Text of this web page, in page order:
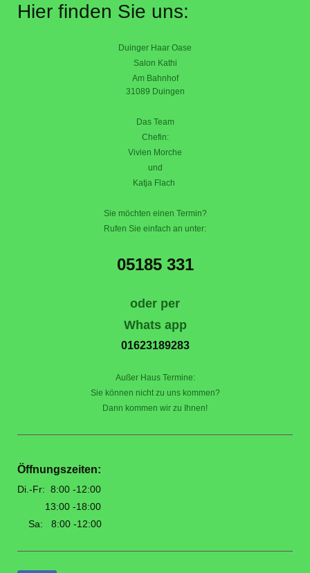
Hier finden Sie uns:
Duinger Haar Oase
Salon Kathi
Am Bahnhof
31089 Duingen
Das Team
Chefin:
Vivien Morche
und
Katja Flach
Sie möchten einen Termin?
Rufen Sie einfach an unter:
05185 331
oder per
Whats app
01623189283
Außer Haus Termine:
Sie können nicht zu uns kommen?
Dann kommen wir zu Ihnen!
Öffnungszeiten:
Di.-Fr: 8:00 -12:00
13:00 -18:00
Sa: 8:00 -12:00